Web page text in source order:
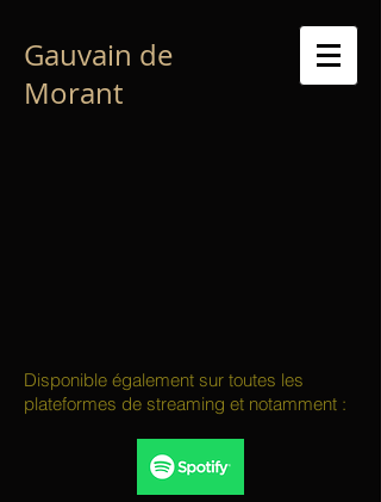
Gauvain de
Morant
Disponible également sur toutes les
plateformes de streaming et notamment :